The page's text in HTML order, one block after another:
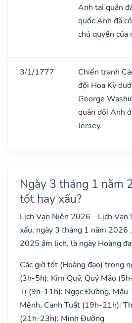
Anh tại quần
quốc Anh đã
chủ quyền của
3/1/1777
Chiến tranh
đội Hoa Kỳ
George
quân đội Anh
Jersey.
Ngày 3 tháng 1 năm
tốt hay xấu?
Lịch Vạn Niên 2026 - Lịch Vạn
xấu, ngày 3 tháng 1 năm
2025 âm lịch, là ngày Hoàng
Các giờ tốt (Hoàng đạo) trong
(3h-5h): Kim Quỹ, Quý Mão
Tị (9h-11h): Ngọc Đường, Mậu
Mệnh, Canh Tuất (19h-21h):
(21h-23h): Minh Đường